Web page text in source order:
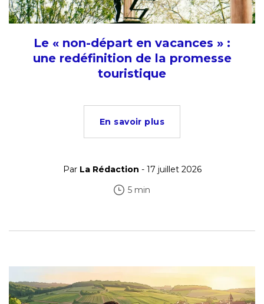
Le « non-départ en vacances » :
une redéfinition de la promesse
touristique
En savoir plus
Par La Rédaction - 17 juillet 2026
5 min